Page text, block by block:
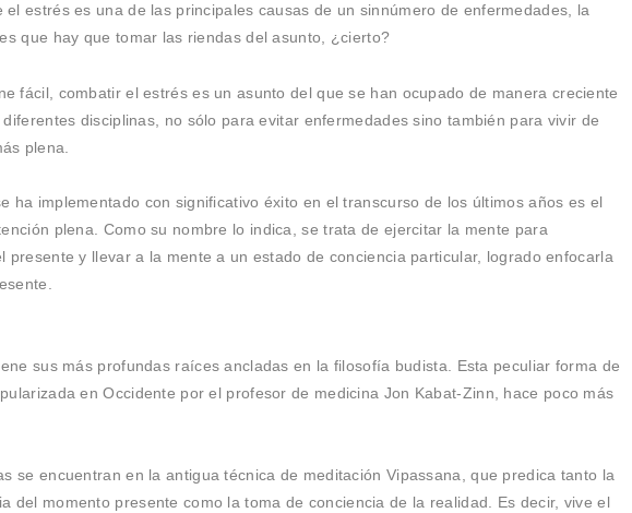
el estrés es una de las principales causas de un sinnúmero de enfermedades, la
que hay que tomar las riendas del asunto, ¿cierto?
fácil, combatir el estrés es un asunto del que se han ocupado de manera creciente
disciplinas, no sólo para evitar enfermedades sino también para vivir de
plena.
ha implementado con significativo éxito en el transcurso de los últimos años es el
plena. Como su nombre lo indica, se trata de ejercitar la mente para
presente y llevar a la mente a un estado de conciencia particular, logrado enfocarla
sus más profundas raíces ancladas en la filosofía budista. Esta peculiar forma de
en Occidente por el profesor de medicina Jon Kabat-Zinn, hace poco más
se encuentran en la antigua técnica de meditación Vipassana, que predica tanto la
del momento presente como la toma de conciencia de la realidad. Es decir, vive el